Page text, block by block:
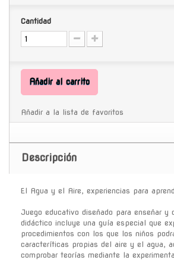
Cantidad
Añadir al carrito
Añadir a la lista de favoritos
Descripción
El Agua y el Aire, experiencias para
Juego educativo diseñado para enseñar y
didáctico incluye una guía especial que
procedimientos con los que los niños
caracteríticas propias del aire y el agua,
comprobar teorías mediante la